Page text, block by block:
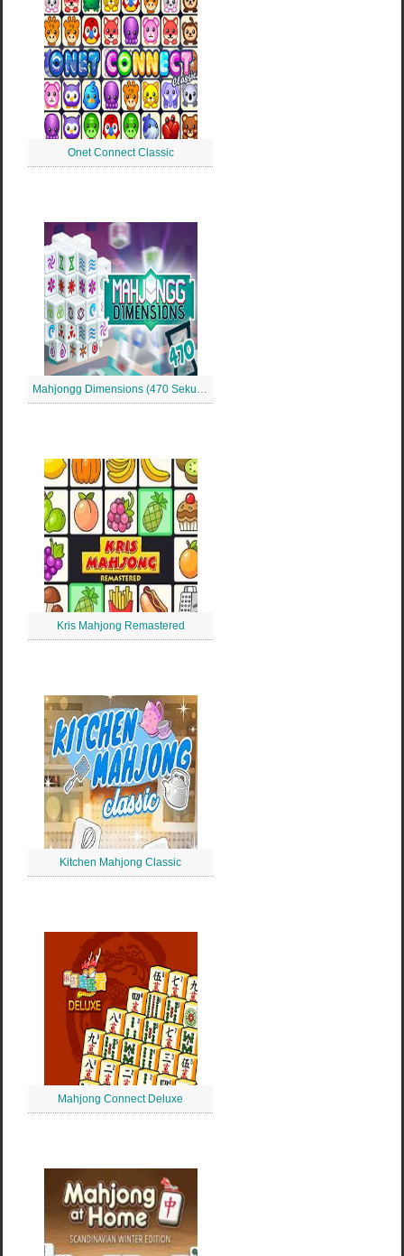
Onet Connect Classic
Mahjongg Dimensions (470 Sekunden)
Kris Mahjong Remastered
Kitchen Mahjong Classic
Mahjong Connect Deluxe